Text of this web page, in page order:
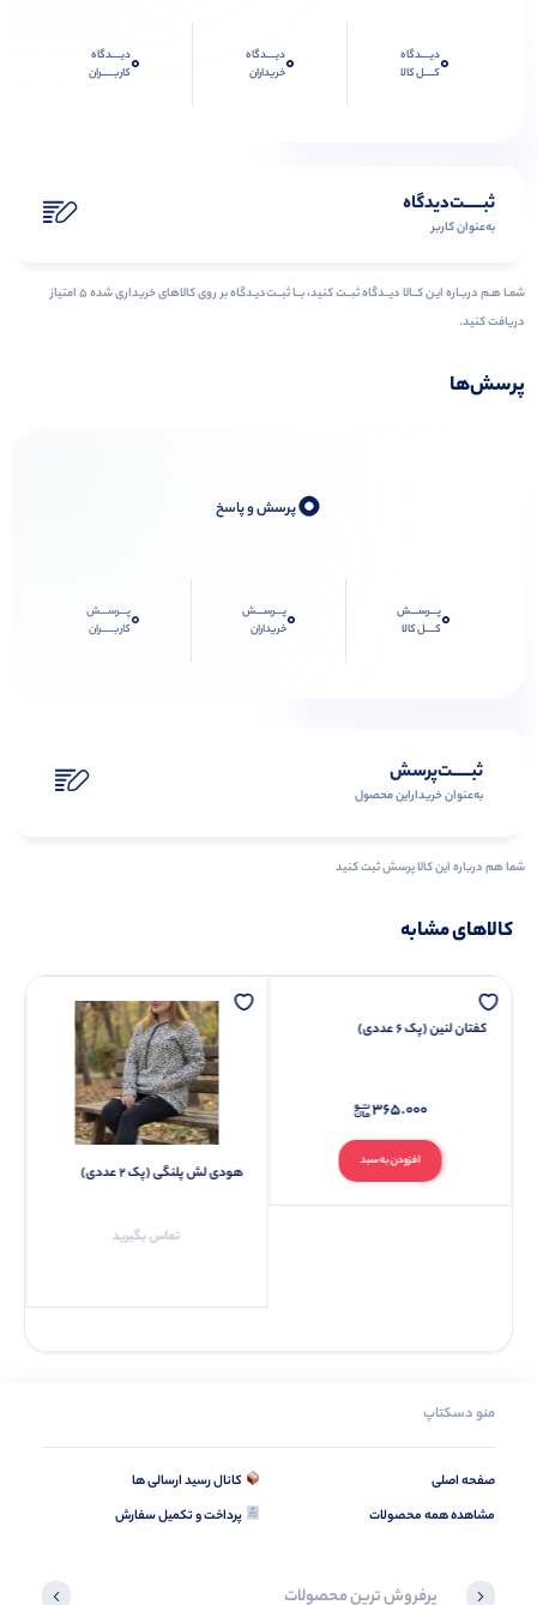
0دیــــدگاه
کــــل کالا
0دیــــدگاه
خریداران
0دیــــدگاه
کاربـــــران
ثبـــــت‌دیدگاه
به‌عنوان کاربر
شمـا هـم دربـاره ایـن کــالا دیــدگاه ثبــت کنید، بــا ثبــت‌دیـدگاه بر روی کالاهای خریداری شده ۵ امتیاز
دریافت کنید.
پرسش‌ها
0پرسش و پاسخ
0پـــرســـش
کــــل کالا
0پـــرســـش
خریداران
0پـــرســـش
کاربـــــران
ثبـــــت‌پرسش
به‌عنوان ‌خریدار‌این‌ محصول
شما هم درباره این کالا پرسش ثبت کنید
کالاهای مشابه
کفتان لنین (پک 6 عددی)
افزودن به سبد
365.000
هودی لش پلنگی (پک 2 عددی)
تماس بگیرید
منو دسکتاپ
صفحه اصلی
مشاهده همه محصولات
کانال رسید ارسالی ها
پرداخت و تکمیل سفارش
پرفروش ترین محصولات